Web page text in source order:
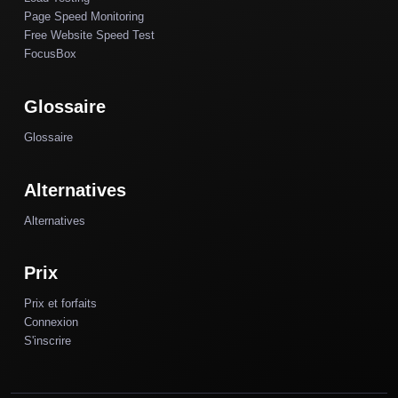
Page Speed Monitoring
Free Website Speed Test
FocusBox
Glossaire
Glossaire
Alternatives
Alternatives
Prix
Prix et forfaits
Connexion
S'inscrire